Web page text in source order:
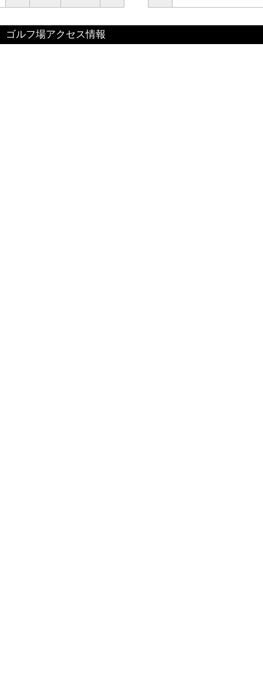
ゴルフ場アクセス情報